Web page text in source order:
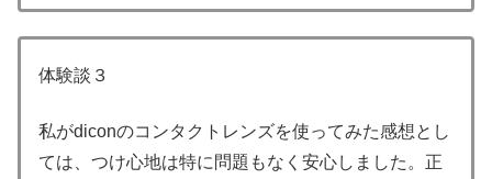
体験談３
私がdiconのコンタクトレンズを使ってみた感想とし
ては、つけ心地は特に問題もなく安心しました。正